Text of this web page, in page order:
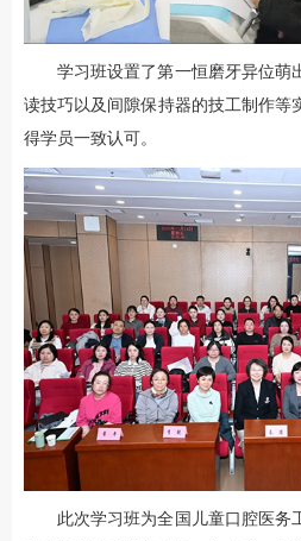
学习班设置了第一恒磨牙异位萌
读技巧以及间隙保持器的技工制作等
得学员一致认可。
此次学习班为全国儿童口腔医务